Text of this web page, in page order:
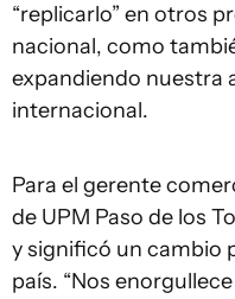
“replicarlo” en otros
nacional, como
expandiendo nuestra
internacional.
Para el gerente
de UPM Paso de los
y significó un cambio
país. “Nos